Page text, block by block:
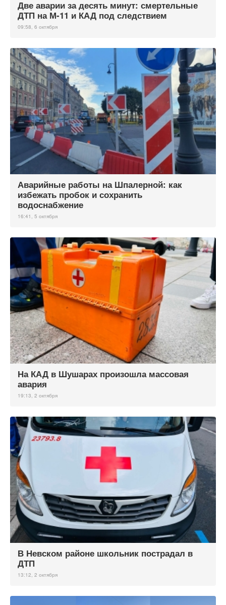
Две аварии за десять минут: смертельные
ДТП на М-11 и КАД под следствием
09:58, 6 октября
Аварийные работы на Шпалерной: как
избежать пробок и сохранить
водоснабжение
16:41, 5 октября
На КАД в Шушарах произошла массовая
авария
19:13, 2 октября
В Невском районе школьник пострадал в
ДТП
13:12, 2 октября